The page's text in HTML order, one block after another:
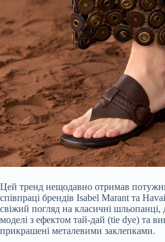
Цей тренд нещодавно отримав
співпраці брендів Isabel Marant та
свіжий погляд на класичні шльопанці,
моделі з ефектом тай-дай (tie dye) та
прикрашені металевими заклепками.